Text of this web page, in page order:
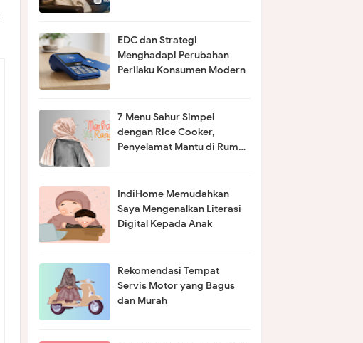
EDC dan Strategi
Menghadapi Perubahan
Perilaku Konsumen Modern
7 Menu Sahur Simpel
dengan Rice Cooker,
Penyelamat Mantu di Rumah
IndiHome Memudahkan
Saya Mengenalkan Literasi
Digital Kepada Anak
Rekomendasi Tempat
Servis Motor yang Bagus
dan Murah